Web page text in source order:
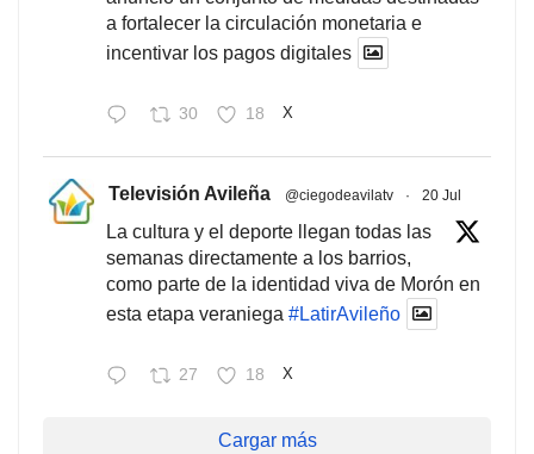
a fortalecer la circulación monetaria e
incentivar los pagos digitales
30 18 X
Televisión Avileña @ciegodeavilatv · 20 Jul
La cultura y el deporte llegan todas las
semanas directamente a los barrios,
como parte de la identidad viva de Morón en
esta etapa veraniega #LatirAvileño
27 18 X
Cargar más